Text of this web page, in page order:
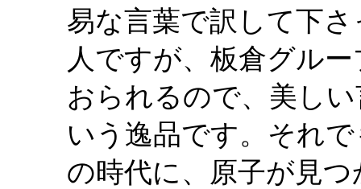
易な言葉で訳して下
人ですが、板倉グル
おられるので、美し
いう逸品です。それ
の時代に、原子が見